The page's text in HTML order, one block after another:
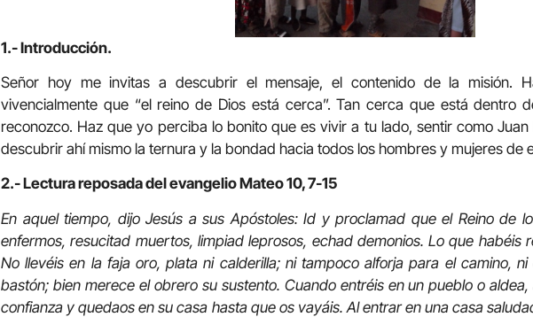
1.- Introducción.
Señor hoy me invitas a descubrir el mensaje, el contenido de la misión.
vivencialmente que “el reino de Dios está cerca”. Tan cerca que está dentro
reconozco. Haz que yo perciba lo bonito que es vivir a tu lado, sentir como
descubrir ahí mismo la ternura y la bondad hacia todos los hombres y mujeres de
2.- Lectura reposada del evangelio Mateo 10, 7-15
En aquel tiempo, dijo Jesús a sus Apóstoles: Id y proclamad que el Reino de
enfermos, resucitad muertos, limpiad leprosos, echad demonios. Lo que habéis
No llevéis en la faja oro, plata ni calderilla; ni tampoco alforja para el camino,
bastón; bien merece el obrero su sustento. Cuando entréis en un pueblo o
confianza y quedaos en su casa hasta que os vayáis. Al entrar en una casa